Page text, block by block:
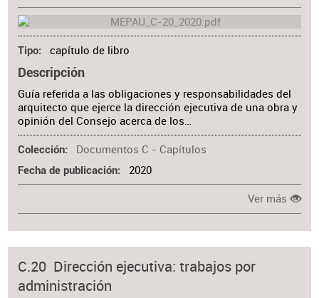
Tipo capítulo de libro
Descripción
Guía referida a las obligaciones y responsabilidades del
arquitecto que ejerce la dirección ejecutiva de una obra y
opinión del Consejo acerca de los…
Colección Documentos C - Capítulos
Fecha de publicación 2020
Ver más
C.20 Dirección ejecutiva: trabajos por
administración